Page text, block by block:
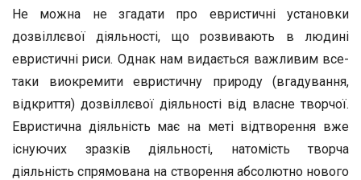
Не можна не згадати про евристичні установки
дозвіллєвої діяльності, що розвивають в людині
евристичні риси. Однак нам видається важливим все-
таки виокремити евристичну природу (вгадування,
відкриття) дозвіллєвої діяльності від власне творчої.
Евристична діяльність має на меті відтворення вже
існуючих зразків діяльності, натомість творча
діяльність спрямована на створення абсолютно нового